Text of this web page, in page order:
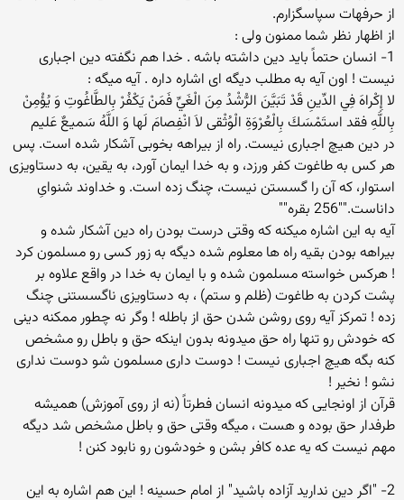
از حرفهات سپاسگزارم.
از اظهار نظر شما ممنون ولی :
1- انسان حتماً باید دین داشته باشه . خدا هم نگفته دین اجباری
نیست ! اون آیه به مطلب دیگه ای اشاره داره . آیه میگه :
لا إِكْراهَ فِي الدِّينِ قَدْ تَبَيَّنَ الرُّشْدُ مِنَ الْغَيِّ فَمَنْ يَكْفُرْ بِالطَّاغُوتِ وَ يُؤْمِنْ
بِاللَّهِ فقد استَمْسَكَ بِالْعُرْوَةِ الْوُثْقى‏ لاَ انْفِصامَ لَها وَ اللَّهُ سَميعٌ عَليم
در دين هيچ اجبارى نيست. راه از بيراهه بخوبى آشكار شده است. پس
هر كس به طاغوت كفر ورزد، و به خدا ايمان آورد، به يقين، به دستاويزى
استوار، كه آن را گسستن نيست، چنگ زده است. و خداوند شنواىِ
داناست.""256 بقره""
آیه به این اشاره میکنه که وقتی درست بودن راه دین آشکار شده و
بیراهه بودن بقیه راه ها معلوم شده دیگه به زور کسی رو مسلمون کرد
! هرکس خواسته مسلمون شده و با ایمان به خدا در واقع علاوه بر
پشت کردن به طاغوت (ظلم و ستم) ، به دستاویزی ناگسستنی چنگ
زده ! تمرکز آیه روی روشن شدن حق از باطله ! وگر نه چطور ممکنه دینی
که خودش رو تنها راه حق میدونه بدون اینکه حق و باطل رو مشخص
کنه بگه هیچ اجباری نیست ! دوست داری مسلمون شو دوست نداری
نشو ! نخیر !
قرآن از اونجایی که میدونه انسان فطرتاً (نه از روی آموزش) همیشه
طرفدار حق بوده و هست ، میگه وقتی حق و باطل مشخص شد دیگه
مهم نیست که یه عده کافر بشن و خودشون رو نابود کنن !
2- "اگر دین ندارید آزاده باشید" از امام حسینه ! این هم اشاره به این